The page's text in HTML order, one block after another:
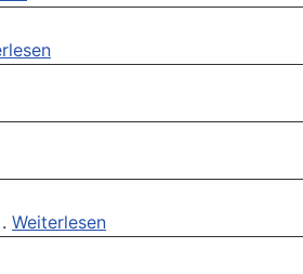
Weiterlesen